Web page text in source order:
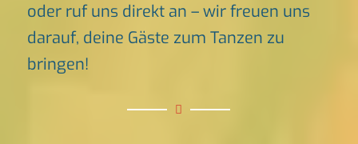
oder ruf uns direkt an – wir freuen uns
darauf, deine Gäste zum Tanzen zu
bringen!